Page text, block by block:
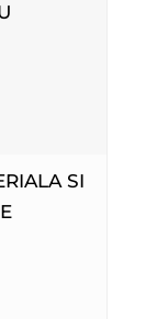
SI